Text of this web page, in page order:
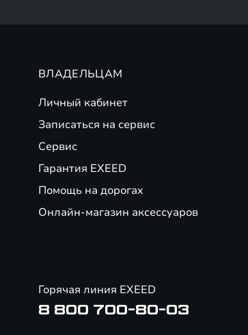
ВЛАДЕЛЬЦАМ
Личный кабинет
Записаться на сервис
Сервис
Гарантия EXEED
Помощь на дорогах
Онлайн-магазин аксессуаров
Горячая линия EXEED
8 800 700-80-03